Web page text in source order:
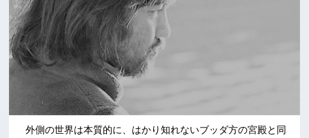
外側の世界は本質的に、はかり知れないブッダ方の宮殿と同